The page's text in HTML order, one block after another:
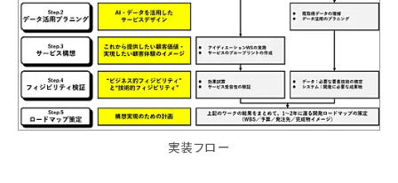
実装フロー